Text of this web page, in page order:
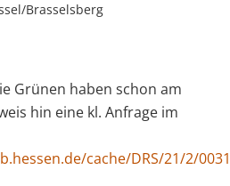
Brasselsberg
Grünen haben schon am
hin eine kl. Anfrage im
cache/DRS/21/2/